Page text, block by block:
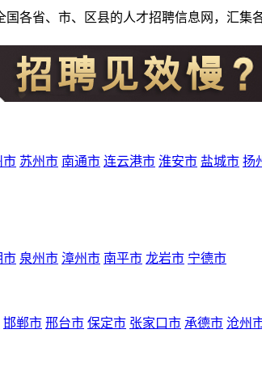
国各省、市、区县的人才招聘信息网，汇
市 苏州市 南通市 连云港市 淮安市 盐城市 扬
市 泉州市 漳州市 南平市 龙岩市 宁德市
邯郸市 邢台市 保定市 张家口市 承德市 沧州